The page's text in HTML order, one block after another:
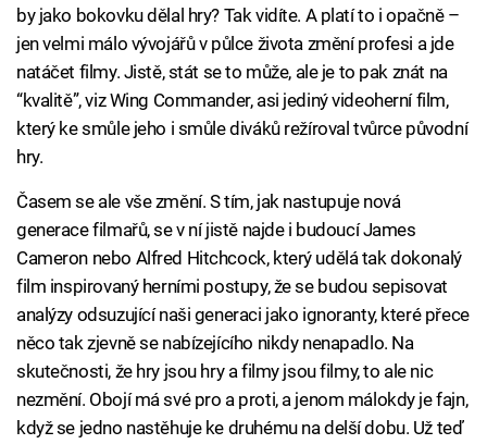
by jako bokovku dělal hry? Tak vidíte. A platí to i opačně –
jen velmi málo vývojářů v půlce života změní profesi a jde
natáčet filmy. Jistě, stát se to může, ale je to pak znát na
“kvalitě”, viz Wing Commander, asi jediný videoherní film,
který ke smůle jeho i smůle diváků režíroval tvůrce původní
hry.
Časem se ale vše změní. S tím, jak nastupuje nová
generace filmařů, se v ní jistě najde i budoucí James
Cameron nebo Alfred Hitchcock, který udělá tak dokonalý
film inspirovaný herními postupy, že se budou sepisovat
analýzy odsuzující naši generaci jako ignoranty, které přece
něco tak zjevně se nabízejícího nikdy nenapadlo. Na
skutečnosti, že hry jsou hry a filmy jsou filmy, to ale nic
nezmění. Obojí má své pro a proti, a jenom málokdy je fajn,
když se jedno nastěhuje ke druhému na delší dobu. Už teď